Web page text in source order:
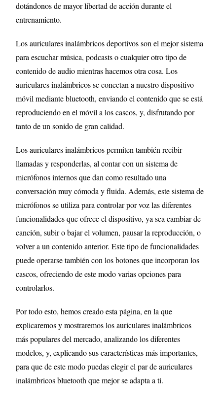
dotándonos de mayor libertad de acción durante el
entrenamiento.
Los auriculares inalámbricos deportivos son el mejor sistema
para escuchar música, podcasts o cualquier otro tipo de
contenido de audio mientras hacemos otra cosa. Los
auriculares inalámbricos se conectan a nuestro dispositivo
móvil mediante bluetooth, enviando el contenido que se está
reproduciendo en el móvil a los cascos, y, disfrutando por
tanto de un sonido de gran calidad.
Los auriculares inalámbricos permiten también recibir
llamadas y responderlas, al contar con un sistema de
micrófonos internos que dan como resultado una
conversación muy cómoda y fluida. Además, este sistema de
micrófonos se utiliza para controlar por voz las diferentes
funcionalidades que ofrece el dispositivo, ya sea cambiar de
canción, subir o bajar el volumen, pausar la reproducción, o
volver a un contenido anterior. Este tipo de funcionalidades
puede operarse también con los botones que incorporan los
cascos, ofreciendo de este modo varias opciones para
controlarlos.
Por todo esto, hemos creado esta página, en la que
explicaremos y mostraremos los auriculares inalámbricos
más populares del mercado, analizando los diferentes
modelos, y, explicando sus características más importantes,
para que de este modo puedas elegir el par de auriculares
inalámbricos bluetooth que mejor se adapta a ti.